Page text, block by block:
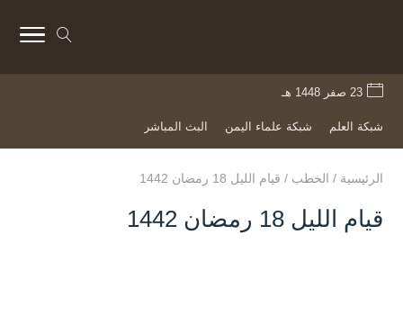
23 صفر 1448 هـ
شبكة العلم شبكة علماء اليمن البث المباشر
الرئيسية / الخطب / قيام الليل 18 رمضان 1442
قيام الليل 18 رمضان 1442